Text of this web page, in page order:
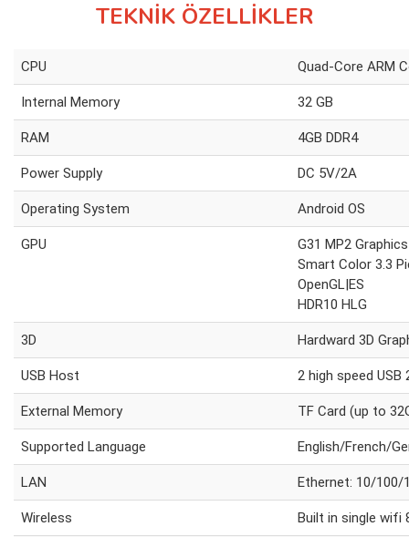
TEKNİK ÖZELLİKLER
CPU Quad-Core ARM
Internal Memory 32 GB
RAM 4GB DDR4
Power Supply DC 5V/2A
Operating System Android OS
GPU
G31 MP2
Smart Color 3.3
OpenGL|ES
HDR10 HLG
3D Hardward 3D
USB Host 2 high speed USB
External Memory TF Card (up to
Supported Language English/French/
LAN Ethernet: 10/100/
Wireless Built in single wifi